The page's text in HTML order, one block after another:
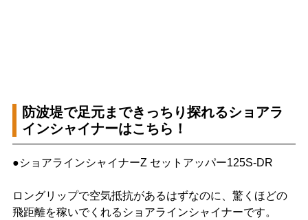
防波堤で足元まできっちり探れるショアラ
インシャイナーはこちら！
●ショアラインシャイナーZ セットアッパー125S-DR
ロングリップで空気抵抗があるはずなのに、驚くほどの
飛距離を稼いでくれるショアラインシャイナーです。